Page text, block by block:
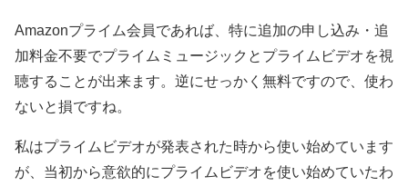
Amazonプライム会員であれば、特に追加の申し込み・追
加料金不要でプライムミュージックとプライムビデオを視
聴することが出来ます。逆にせっかく無料ですので、使わ
ないと損ですね。
私はプライムビデオが発表された時から使い始めています
が、当初から意欲的にプライムビデオを使い始めていたわ